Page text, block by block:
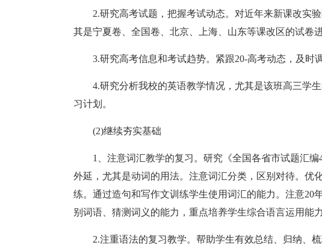
2.研究高考试题，把握考试动态。对近年来新课改实
其是宁夏卷、全国卷、北京、上海、山东等课改区的试卷
3.研究高考信息和考试趋势。紧跟20-高考动态，及时
4.研究分析我校的英语教学情况，尤其是该班高三学
习计划。
(2)继续夯实基础
1、注意词汇教学的复习。研究《全国各省市试题汇
外延，尤其是动词的用法。注意词汇分类，区别对待。优
练。通过造句和写作文训练学生使用词汇的能力。注意20
别词语、猜测词义的能力，重点培养学生综合语言运用能力
2.注重语法的复习教学。帮助学生有效总结、归纳、